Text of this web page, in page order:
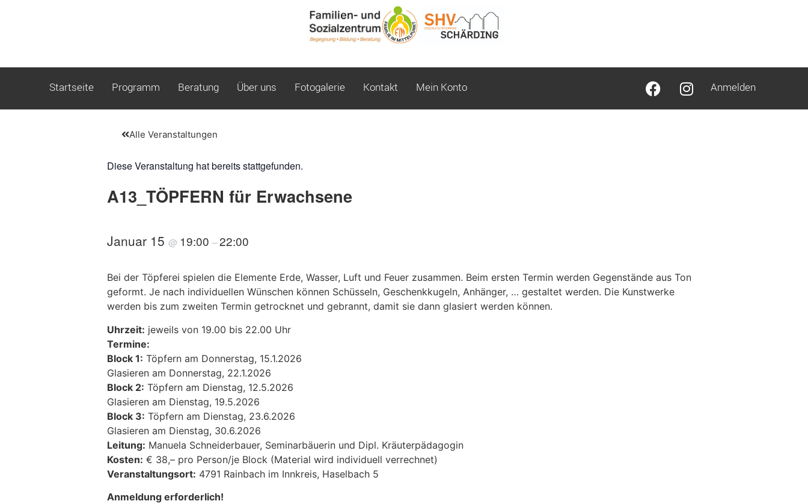
Startseite Programm Beratung Über uns Fotogalerie Kontakt Mein Konto Anmelden
Alle Veranstaltungen
Diese Veranstaltung hat bereits stattgefunden.
A13_TÖPFERN für Erwachsene
Januar 15 @ 19:00 –22:00
Bei der Töpferei spielen die Elemente Erde, Wasser, Luft und Feuer zusammen. Beim ersten Termin werden Gegenstände aus Ton
geformt. Je nach individuellen Wünschen können Schüsseln, Geschenkkugeln, Anhänger, … gestaltet werden. Die Kunstwerke
werden bis zum zweiten Termin getrocknet und gebrannt, damit sie dann glasiert werden können.
Uhrzeit: jeweils von 19.00 bis 22.00 Uhr
Termine:
Block 1: Töpfern am Donnerstag, 15.1.2026
Glasieren am Donnerstag, 22.1.2026
Block 2: Töpfern am Dienstag, 12.5.2026
Glasieren am Dienstag, 19.5.2026
Block 3: Töpfern am Dienstag, 23.6.2026
Glasieren am Dienstag, 30.6.2026
Leitung: Manuela Schneiderbauer, Seminarbäuerin und Dipl. Kräuterpädagogin
Kosten: € 38,– pro Person/je Block (Material wird individuell verrechnet)
Veranstaltungsort: 4791 Rainbach im Innkreis, Haselbach 5
Anmeldung erforderlich!